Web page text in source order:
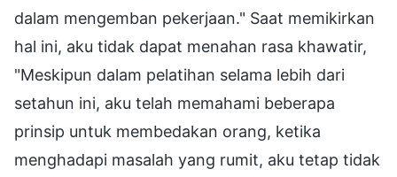
dalam mengemban pekerjaan." Saat memikirkan
hal ini, aku tidak dapat menahan rasa khawatir,
"Meskipun dalam pelatihan selama lebih dari
setahun ini, aku telah memahami beberapa
prinsip untuk membedakan orang, ketika
menghadapi masalah yang rumit, aku tetap tidak